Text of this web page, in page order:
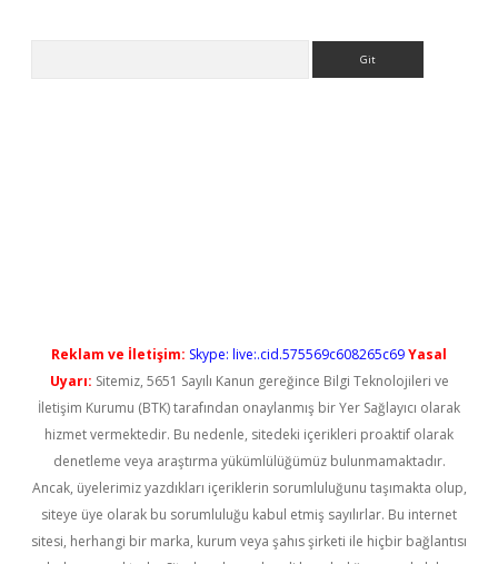
Reklam ve İletişim: Skype: live:.cid.575569c608265c69Yasal
Uyarı: Sitemiz, 5651 Sayılı Kanun gereğince Bilgi Teknolojileri ve
İletişim Kurumu (BTK) tarafından onaylanmış bir Yer Sağlayıcı olarak
hizmet vermektedir. Bu nedenle, sitedeki içerikleri proaktif olarak
denetleme veya araştırma yükümlülüğümüz bulunmamaktadır.
Ancak, üyelerimiz yazdıkları içeriklerin sorumluluğunu taşımakta olup,
siteye üye olarak bu sorumluluğu kabul etmiş sayılırlar. Bu internet
sitesi, herhangi bir marka, kurum veya şahıs şirketi ile hiçbir bağlantısı